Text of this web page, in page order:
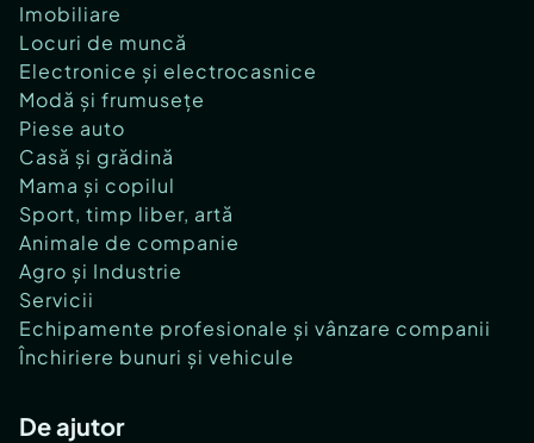
Imobiliare
Locuri de muncă
Electronice și electrocasnice
Modă și frumusețe
Piese auto
Casă și grădină
Mama și copilul
Sport, timp liber, artă
Animale de companie
Agro și Industrie
Servicii
Echipamente profesionale și vânzare companii
Închiriere bunuri și vehicule
De ajutor